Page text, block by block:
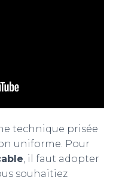
technique prisée
uniforme. Pour
, il faut adopter
souhaitiez